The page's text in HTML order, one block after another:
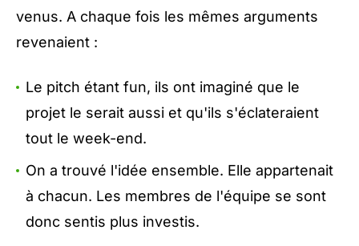
venus. A chaque fois les mêmes arguments
revenaient :
Le pitch étant fun, ils ont imaginé que le
projet le serait aussi et qu'ils s'éclateraient
tout le week-end.
On a trouvé l'idée ensemble. Elle appartenait
à chacun. Les membres de l'équipe se sont
donc sentis plus investis.